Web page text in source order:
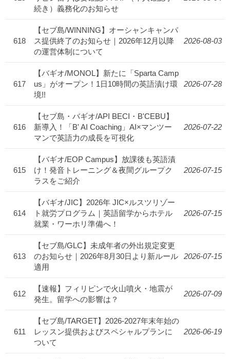
続き）義務化のお知らせ
618
【セブ島/WINNING】オーシャンキャンパ
ス提供終了のお知らせ｜2026年12月以降
の運営体制について
2026-08-03
617
【バギオ/MONOL】新たに「Sparta Camp
us」がオープン！1日10時間の英語漬け環
境!!
2026-07-28
616
【セブ島・バギオ/API BECI・B'CEBU】
新導入！「B' AI Coaching」AI×マンツー
マンで英語力の成長を可視化
2026-07-22
615
【バギオ/EOP Campus】放課後も英語漬
け！発音トレーニング＆夜間グループク
ラスをご紹介
2026-07-15
614
【バギオ/JIC】2026年 JIC×ルスツリゾー
ト就労プログラム｜英語留学からホテル
就業・ワーホリ準備へ！
2026-07-15
613
【セブ島/GLC】未成年者の外出規定変更
のお知らせ｜2026年8月30日より新ルール
適用
2026-07-15
612
【速報】フィリピンで火山噴火・地震が
発生。留学への影響は？
2026-07-09
611
【セブ島/TARGET】2026-2027年末年始の
レッスン提供およびスペシャルプランに
ついて
2026-06-19